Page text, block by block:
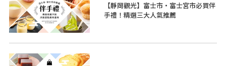
【靜岡觀光】富士市・富士宮市必買伴
手禮！精選三大人氣推薦